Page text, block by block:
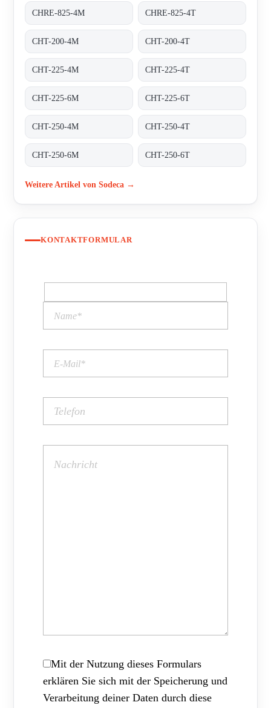
CHRE-825-4M CHRE-825-4T
CHT-200-4M CHT-200-4T
CHT-225-4M CHT-225-4T
CHT-225-6M CHT-225-6T
CHT-250-4M CHT-250-4T
CHT-250-6M CHT-250-6T
Weitere Artikel von Sodeca →
KONTAKTFORMULAR
Mit der Nutzung dieses Formulars
erklären Sie sich mit der Speicherung und
Verarbeitung deiner Daten durch diese